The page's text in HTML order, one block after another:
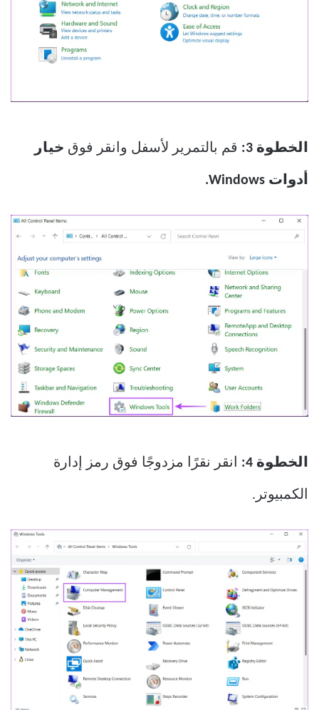
الخطوة 3: قم بالتمرير لأسفل وانقر فوق خيار
أدوات Windows.
الخطوة 4: انقر نقرًا مزدوجًا فوق رمز إدارة
الكمبيوتر.